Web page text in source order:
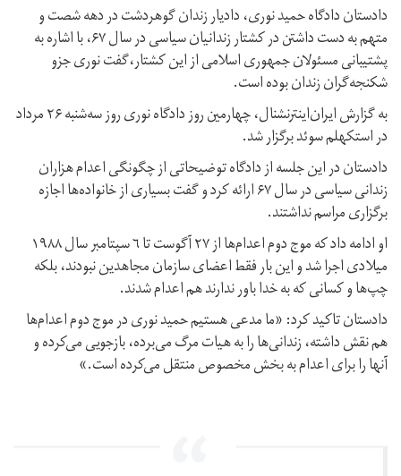
دادستان دادگاه حمید نوری، دادیار زندان گوهردشت در دهه شصت و
متهم به دست داشتن در کشتار زندانیان سیاسی در سال ۶۷، با اشاره به
پشتیبانی مسئولان جمهوری اسلامی از این کشتار،گفت نورى جزو
شكنجه‌گران زندان بوده است.
به گزارش ایران‌اینترنشنال، چهارمين روز دادگاه نورى روز سه‌شنبه ۲۶ مرداد
در استکهلم سوئد برگزار شد.
دادستان در این جلسه از دادگاه توضیحاتی از چگونگی اعدام هزاران
زندانی سیاسی در سال ۶۷ ارائه کرد و گفت بسیاری از خانواده‌ها اجازه
برگزارى مراسم نداشتند.
او ادامه داد که موج دوم اعدام‌ها از ٢٧ آگوست تا ٦ سپتامبر سال ۱۹۸۸
میلادی اجرا شد و اين بار فقط اعضای سازمان مجاهدين نبودند، بلكه
چپ‌ها و كسانی كه به خدا باور ندارند هم اعدام شدند.
دادستان تاکید کرد: «ما مدعى هستيم حميد نورى در موج دوم اعدام‌ها
هم نقش داشته، زندانی‌ها را به هيات مرگ می‌برده، بازجويى می‌كرده و
آنها را براى اعدام به بخش مخصوص منتقل می‌کرده است.»